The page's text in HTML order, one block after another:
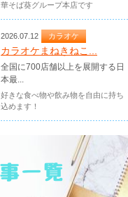
華そば葵グループ本店です
2026.07.12 カラオケ
カラオケまねきねこ...
全国に700店舗以上を展開する日
本最...
好きな食べ物や飲み物を自由に持ち
込めます！